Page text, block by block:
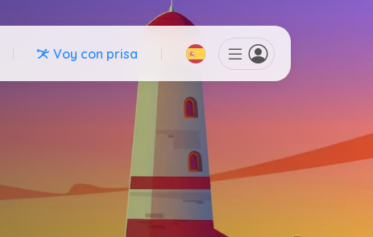
Voy con prisa